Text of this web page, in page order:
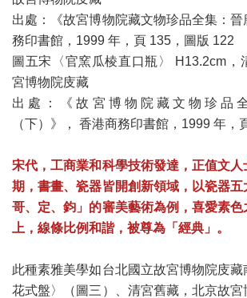
出處：《故宮博物院藏文物珍品全集：
務印書館，1999 年，頁 135，圖版 122
圖五宋〈官窯瓜棱直口瓶〉 H13.2cm，
宮博物院庋藏
出處：《故宮博物院藏文物珍品
（下）》， 香港商務印書館，1999 年，
宋代，工商業和科學技術發達，正值文
期，書畫、瓷器皆開創新領域，以瓷器五
哥、定、鈞」的審美藝術為例，喜愛素
上，線條比例和諧，被尊為「經典」。
此種素雅美學如台北國立故宮博物院庋
花式盤〉（圖三）、清宮舊藏，北京故